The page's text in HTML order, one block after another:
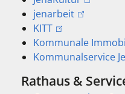
jenarbeit
KITT
Kommunale
Kommunalservice
Rathaus &